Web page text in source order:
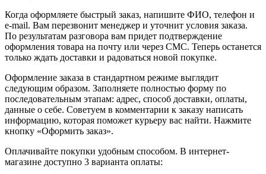
Когда оформляете быстрый заказ, напишите ФИО, телефон и
e-mail. Вам перезвонит менеджер и уточнит условия заказа.
По результатам разговора вам придет подтверждение
оформления товара на почту или через СМС. Теперь останется
только ждать доставки и радоваться новой покупке.
Оформление заказа в стандартном режиме выглядит
следующим образом. Заполняете полностью форму по
последовательным этапам: адрес, способ доставки, оплаты,
данные о себе. Советуем в комментарии к заказу написать
информацию, которая поможет курьеру вас найти. Нажмите
кнопку «Оформить заказ».
Оплачивайте покупки удобным способом. В интернет-
магазине доступно 3 варианта оплаты: